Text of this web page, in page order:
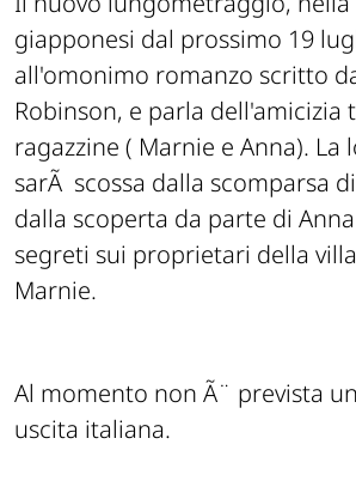
giapponesi dal prossimo 19
all'omonimo romanzo scritto
Robinson, e parla dell'amicizia
ragazzine ( Marnie e Anna). La
sarÃ scossa dalla scomparsa
dalla scoperta da parte di
segreti sui proprietari della
Marnie.
Al momento non Ã¨ prevista
uscita italiana.